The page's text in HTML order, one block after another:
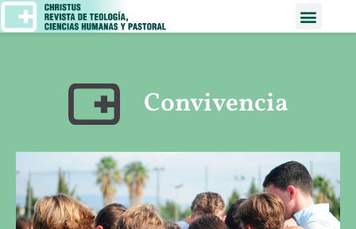
Convivencia